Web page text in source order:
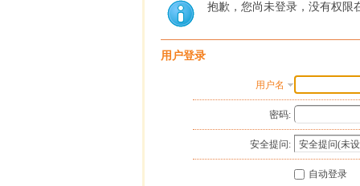
抱歉，您尚未登录，没有权限
用户登录
用户名
密码:
安全提问:
自动登录